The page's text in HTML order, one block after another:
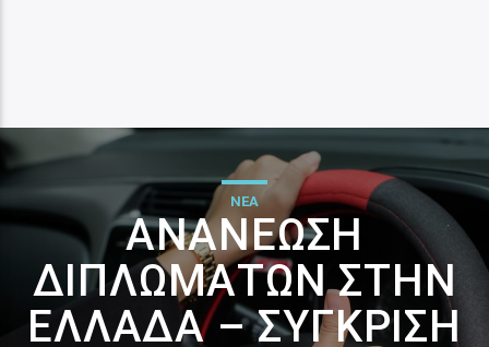
ΝΕΑ
ΑΝΑΝΈΩΣΗ
ΔΙΠΛΩΜΆΤΩΝ ΣΤΗΝ
ΕΛΛΆΔΑ – ΣΎΓΚΡΙΣΗ